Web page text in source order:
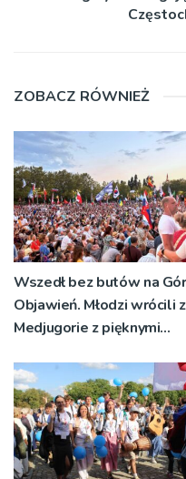
ZOBACZ RÓWNIEŻ
Wszedł bez butów na
Objawień. Młodzi wrócili z
Medjugorie z pięknymi